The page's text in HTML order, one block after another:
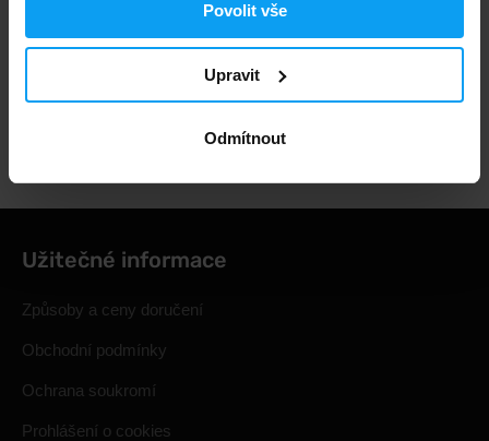
Povolit vše
Upravit
Odmítnout
1.000.000+ objednávek
Odborné poradenství
Užitečné informace
Způsoby a ceny doručení
Obchodní podmínky
Ochrana soukromí
Prohlášení o cookies